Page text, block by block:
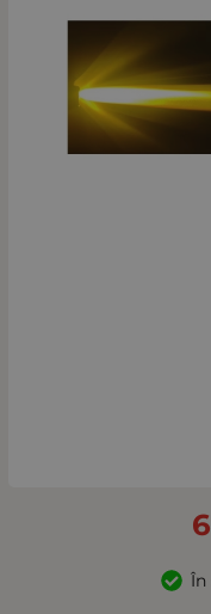
În